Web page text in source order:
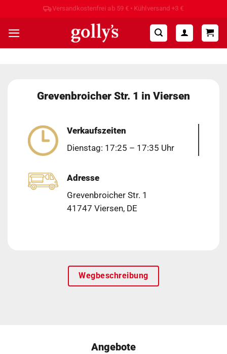
springen
Hohe Kundenzufriedenheit ⭐⭐⭐⭐⭐
Grevenbroicher Str. 1 in Viersen
Verkaufszeiten
Dienstag: 17:25 – 17:35 Uhr
Adresse
Grevenbroicher Str. 1
41747 Viersen, DE
Wegbeschreibung
Angebote